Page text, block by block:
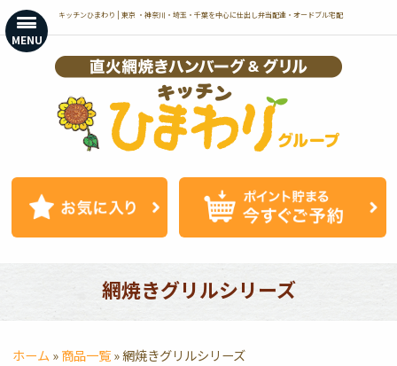
ン
テ
キッチンひまわり | 東京 ・神奈川・埼玉・千葉を中心に仕出し弁当配達・オードブル宅配
MENU
網焼きグリルシリーズ
ホーム »商品一覧»網焼きグリルシリーズ